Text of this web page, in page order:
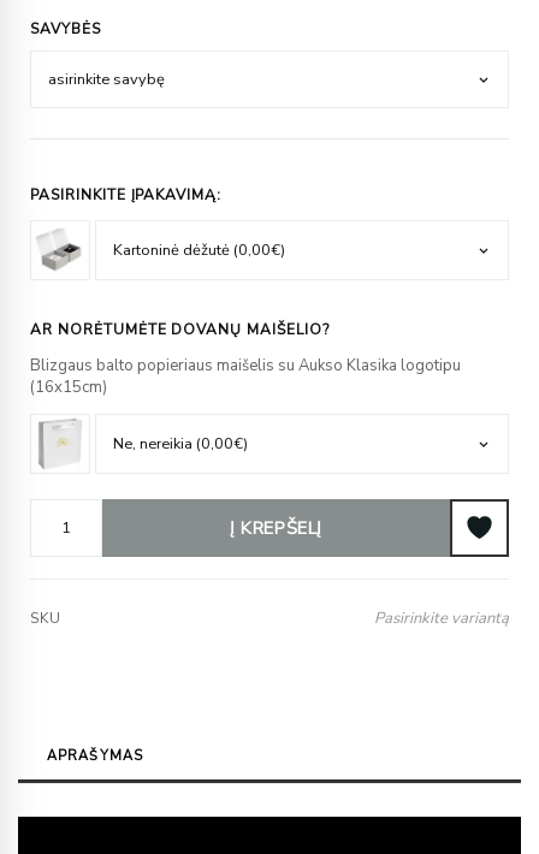
SAVYBĖS
PASIRINKITE ĮPAKAVIMĄ:
AR NORĖTUMĖTE DOVANŲ MAIŠELIO?
Blizgaus balto popieriaus maišelis su Aukso Klasika logotipu
(16x15cm)
Į KREPŠELĮ
SKU Pasirinkite variantą
APRAŠYMAS